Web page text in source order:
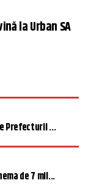
la Urban SA
Prefecturii ...
de 7 mil...